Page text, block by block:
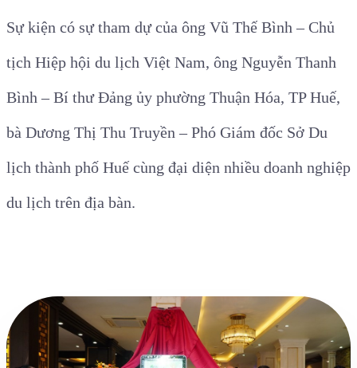
Sự kiện có sự tham dự của ông Vũ Thế Bình – Chủ
tịch Hiệp hội du lịch Việt Nam, ông Nguyễn Thanh
Bình – Bí thư Đảng ủy phường Thuận Hóa, TP Huế,
bà Dương Thị Thu Truyền – Phó Giám đốc Sở Du
lịch thành phố Huế cùng đại diện nhiều doanh nghiệp
du lịch trên địa bàn.